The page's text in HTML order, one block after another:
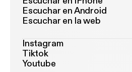
Escuchar en Android
Escuchar en la web
Instagram
Tiktok
Youtube